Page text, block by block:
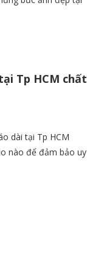
Tp HCM chất
dài tại Tp HCM
nào để đảm bảo uy